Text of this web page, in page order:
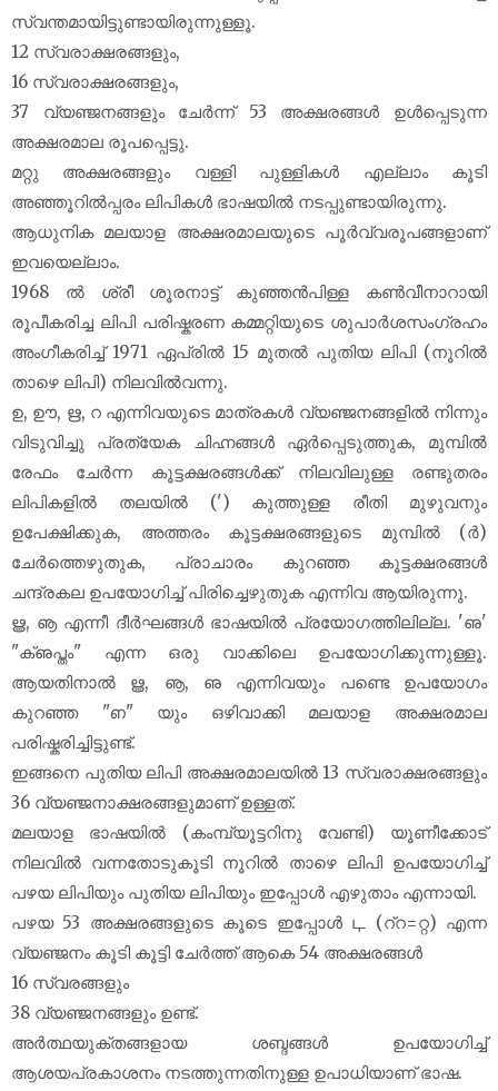
സ്വന്തമായിട്ടുണ്ടായിരുന്നുള്ളൂ.
12 സ്വരാക്ഷരങ്ങളും,
16 സ്വരാക്ഷരങ്ങളും,
37 വ്യഞ്ജനങ്ങളും ചേർന്ന് 53 അക്ഷരങ്ങൾ ഉൾപ്പെടുന്ന
അക്ഷരമാല രൂപപ്പെട്ടു.
മറ്റു അക്ഷരങ്ങളും വള്ളി പുള്ളികൾ എല്ലാം കൂടി
അഞ്ഞൂറിൽപ്പരം ലിപികൾ ഭാഷയിൽ നടപ്പുണ്ടായിരുന്നു.
ആധുനിക മലയാള അക്ഷരമാലയുടെ പൂർവ്വരൂപങ്ങളാണ്
ഇവയെല്ലാം.
1968 ൽ ശ്രീ ശൂരനാട്ട് കുഞ്ഞൻപിള്ള കൺവീനാറായി
രൂപീകരിച്ച ലിപി പരിഷ്കരണ കമ്മറ്റിയുടെ ശുപാർശസംഗ്രഹം
അംഗീകരിച്ച് 1971 ഏപ്രിൽ 15 മുതൽ പുതിയ ലിപി (നൂറിൽ
താഴെ ലിപി) നിലവിൽ‍വന്നു.
ഉ, ഊ, ഋ, റ എന്നിവയുടെ മാത്രകൾ വ്യഞ്ജനങ്ങളിൽ നിന്നും
വിടുവിച്ചു പ്രത്യേക ചിഹ്നങ്ങൾ ഏർപ്പെടുത്തുക, മുമ്പിൽ‍
രേഫം ചേർന്ന കൂട്ടക്ഷരങ്ങൾക്ക് നിലവിലുള്ള രണ്ടുതരം
ലിപികളിൽ‍ തലയിൽ‍ (') കുത്തുള്ള രീതി മുഴുവനും
ഉപേക്ഷിക്കുക, അത്തരം കൂട്ടക്ഷരങ്ങളുടെ മുമ്പിൽ‍ (ർ‍)
ചേർത്തെഴുതുക, പ്രാചാരം കുറഞ്ഞ കൂട്ടക്ഷരങ്ങൾ
ചന്ദ്രകല ഉപയോഗിച്ച് പിരിച്ചെഴുതുക എന്നിവ ആയിരുന്നു.
ൠ, ൡ എന്നീ ദീർഘങ്ങൾ ഭാഷയിൽ പ്രയോഗത്തിലില്ല. 'ഌ'
"ക്ഌപ്തം" എന്ന ഒരു വാക്കിലെ ഉപയോഗിക്കുന്നുള്ളൂ.
ആയതിനാൽ‍ ൠ, ൡ, ഌ എന്നിവയും പണ്ടെ ഉപയോഗം
കുറഞ്ഞ "ഩ" യും ഒഴിവാക്കി മലയാള അക്ഷരമാല
പരിഷ്കരിച്ചിട്ടുണ്ട്.
ഇങ്ങനെ പുതിയ ലിപി അക്ഷരമാലയിൽ‍ 13 സ്വരാക്ഷരങ്ങളും
36 വ്യഞ്ജനാക്ഷരങ്ങളുമാണ് ഉള്ളത്.
മലയാള ഭാഷയിൽ‍ (കംമ്പ്യൂട്ടറിനു വേണ്ടി) യൂണീക്കോട്
നിലവിൽ വന്നതോടുകൂടി നൂറിൽ താഴെ ലിപി ഉപയോഗിച്ച്
പഴയ ലിപിയും പുതിയ ലിപിയും ഇപ്പോൾ എഴുതാം എന്നായി.
പഴയ 53 അക്ഷരങ്ങളുടെ കൂടെ ഇപ്പോൾ ഺ (റ്‌റ=റ്റ) എന്ന
വ്യഞ്ജനം കൂടി കൂട്ടി ചേർത്ത്‌ ആകെ 54 അക്ഷരങ്ങൾ‍‍
16 സ്വരങ്ങളും
38 വ്യഞ്ജനങ്ങളും ഉണ്ട്.
അർ‍ത്ഥയുക്തങ്ങളായ ശബ്ദങ്ങൾ‍ ഉപയോഗിച്ച്
ആശയപ്രകാശനം നടത്തുന്നതിനുള്ള ഉപാധിയാണ് ഭാഷ.